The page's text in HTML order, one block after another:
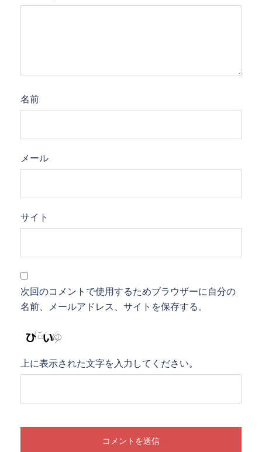
名前
メール
サイト
次回のコメントで使用するためブラウザーに自分の
名前、メールアドレス、サイトを保存する。
上に表示された文字を入力してください。